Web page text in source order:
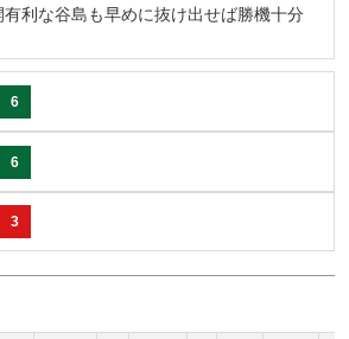
利な谷島も早めに抜け出せば勝機十分
6
6
3